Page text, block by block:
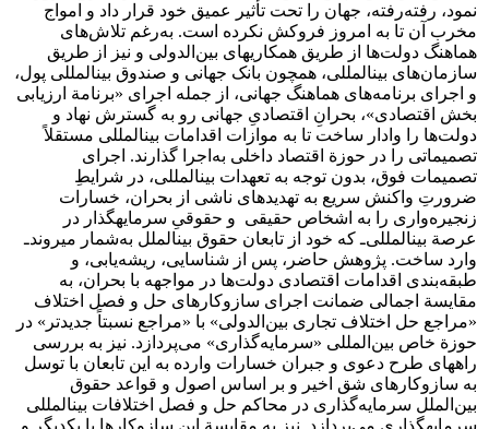
نمود، رفته‌رفته، جهان را تحت تأثیر عمیق خود قرار داد و امواج
مخرب آن تا به امروز فروکش نکرده است. به‌رغم تلاش‌های
هماهنگ دولت‌ها از طریق همکاری‏های بین‌الدولی و نیز از طریق
سازمان‌های بین‏المللی، همچون بانک جهانی و صندوق بین‏المللی پول،
و اجرای برنامه‌های هماهنگ جهانی، از جمله اجرای «برنامة ارزیابی
بخش اقتصادی»، بحرانِ اقتصادیِ جهانی رو به گسترش نهاد و
دولت‌ها را وادار ساخت تا به موازات اقدامات بین‏المللی مستقلاً
تصمیماتی را در حوزة اقتصاد داخلی به‌اجرا گذارند. اجرای
تصمیمات فوق، بدون توجه به تعهدات بین‏المللی، در شرایطِ
ضرورتِ واکنش سریع به تهدیدهای ناشی از بحران، خسارات
زنجیره‌واری را به اشخاص حقیقی و حقوقیِ سرمایه‏گذار در
عرصة بین‏المللی‌ـ که خود از تابعان حقوق بین‏الملل به‌شمار می‏روند‌ـ
وارد ساخت. پژوهش حاضر، پس از شناسایی، ریشه‌یابی، و
طبقه‌بندی اقدامات اقتصادی دولت‌ها در مواجهه با بحران، به
مقایسة اجمالی ضمانت اجرای سازوکارهای حل‌ و فصل اختلاف
«مراجع حل اختلاف تجاری بین‌الدولی» با «مراجع نسبتاً جدیدتر» در
حوزة خاص بین‌المللی «سرمایه‌گذاری» می‌پردازد. نیز به بررسی
راه‏های طرح دعوی و جبران خسارات وارده به این تابعان با توسل
به سازوکارهای شق اخیر و بر اساس اصول و قواعد حقوق
بین‌الملل سرمایه‌گذاری در محاکم حل و فصل اختلافات بین‏المللی
سرمایه‏گذاری می‌پردازد. نیز به مقایسة این سازوکارها با یکدیگر و